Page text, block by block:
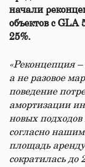
начали
объектов с GLA
25%.
«Реконцепция
а не разовое
поведение
амортизации
новых подходов
согласно
площадь
сократилась до